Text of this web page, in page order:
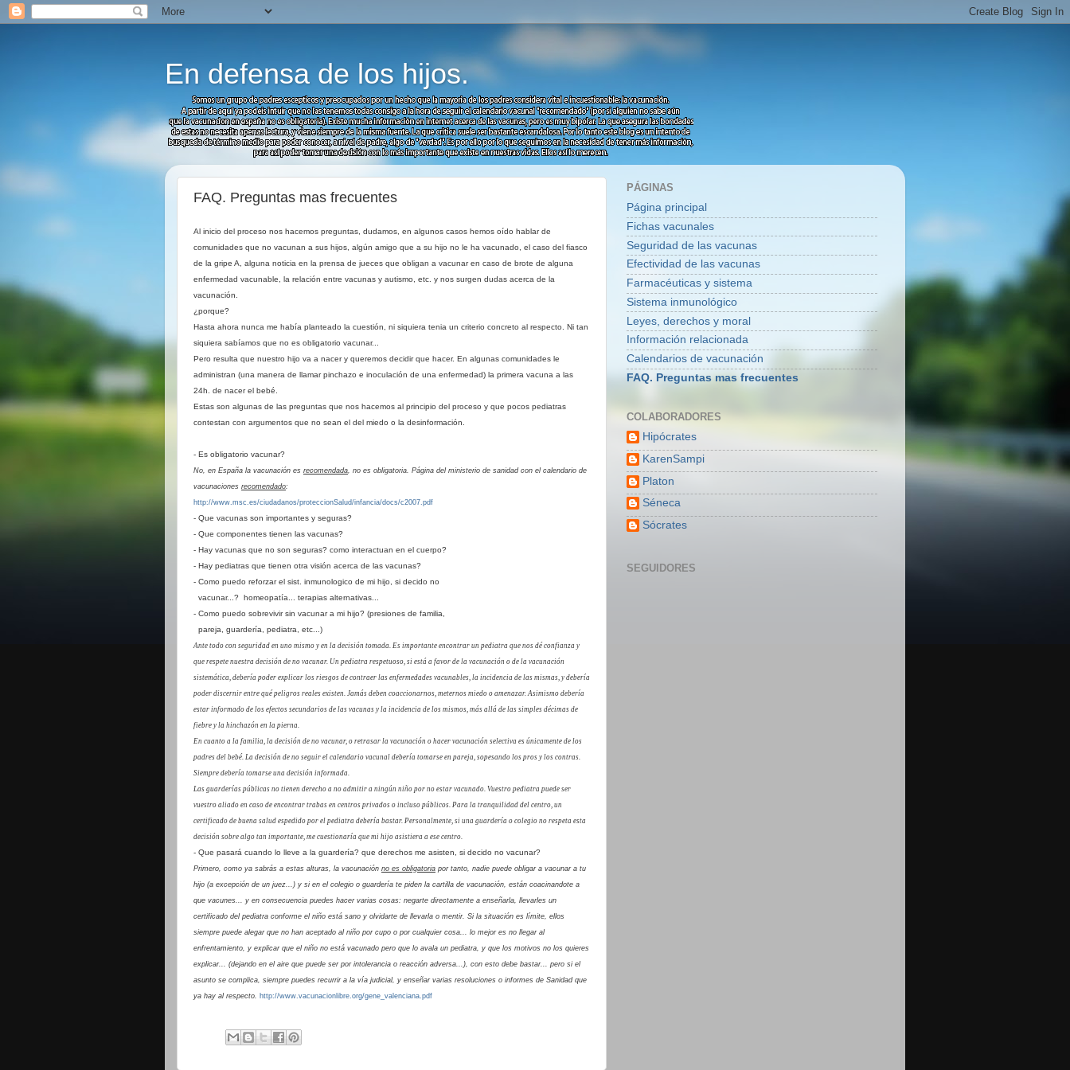
En defensa de los hijos.
FAQ. Preguntas mas frecuentes
Al inicio del proceso nos hacemos preguntas, dudamos, en algunos casos hemos oído hablar de
comunidades que no vacunan a sus hijos, algún amigo que a su hijo no le ha vacunado, el caso del fiasco
de la gripe A, alguna noticia en la prensa de jueces que obligan a vacunar en caso de brote de alguna
enfermedad vacunable, la relación entre vacunas y autismo, etc. y nos surgen dudas acerca de la
vacunación.
¿porque?
Hasta ahora nunca me había planteado la cuestión, ni siquiera tenia un criterio concreto al respecto. Ni tan
siquiera sabíamos que no es obligatorio vacunar...
Pero resulta que nuestro hijo va a nacer y queremos decidir que hacer. En algunas comunidades le
administran (una manera de llamar pinchazo e inoculación de una enfermedad) la primera vacuna a las
24h. de nacer el bebé.
Estas son algunas de las preguntas que nos hacemos al principio del proceso y que pocos pediatras
contestan con argumentos que no sean el del miedo o la desinformación.
- Es obligatorio vacunar?
No, en España la vacunación es recomendada, no es obligatoria. Página del ministerio de sanidad con el calendario de
vacunaciones recomendado:
http://www.msc.es/ciudadanos/proteccionSalud/infancia/docs/c2007.pdf
- Que vacunas son importantes y seguras?
- Que componentes tienen las vacunas?
- Hay vacunas que no son seguras? como interactuan en el cuerpo?
- Hay pediatras que tienen otra visión acerca de las vacunas?
- Como puedo reforzar el sist. inmunologico de mi hijo, si decido no
vacunar...? homeopatía... terapias alternativas...
- Como puedo sobrevivir sin vacunar a mi hijo? (presiones de familia,
pareja, guardería, pediatra, etc...)
Ante todo con seguridad en uno mismo y en la decisión tomada. Es importante encontrar un pediatra que nos dé confianza y
que respete nuestra decisión de no vacunar. Un pediatra respetuoso, si está a favor de la vacunación o de la vacunación
sistemática, debería poder explicar los riesgos de contraer las enfermedades vacunables, la incidencia de las mismas, y debería
poder discernir entre qué peligros reales existen. Jamás deben coaccionarnos, meternos miedo o amenazar. Asimismo debería
estar informado de los efectos secundarios de las vacunas y la incidencia de los mismos, más allá de las simples décimas de
fiebre y la hinchazón en la pierna.
En cuanto a la familia, la decisión de no vacunar, o retrasar la vacunación o hacer vacunación selectiva es únicamente de los
padres del bebé. La decisión de no seguir el calendario vacunal debería tomarse en pareja, sopesando los pros y los contras.
Siempre debería tomarse una decisión informada.
Las guarderías públicas no tienen derecho a no admitir a ningún niño por no estar vacunado. Vuestro pediatra puede ser
vuestro aliado en caso de encontrar trabas en centros privados o incluso públicos. Para la tranquilidad del centro, un
certificado de buena salud espedido por el pediatra debería bastar. Personalmente, si una guardería o colegio no respeta esta
decisión sobre algo tan importante, me cuestionaría que mi hijo asistiera a ese centro.
- Que pasará cuando lo lleve a la guardería? que derechos me asisten, si decido no vacunar?
Primero, como ya sabrás a estas alturas, la vacunación no es obligatoria por tanto, nadie puede obligar a vacunar a tu
hijo (a excepción de un juez...) y si en el colegio o guardería te piden la cartilla de vacunación, están coacinandote a
que vacunes... y en consecuencia puedes hacer varias cosas: negarte directamente a enseñarla, llevarles un
certificado del pediatra conforme el niño está sano y olvidarte de llevarla o mentir. Si la situación es límite, ellos
siempre puede alegar que no han aceptado al niño por cupo o por cualquier cosa... lo mejor es no llegar al
enfrentamiento, y explicar que el niño no está vacunado pero que lo avala un pediatra, y que los motivos no los quieres
explicar... (dejando en el aire que puede ser por intolerancia o reacción adversa...), con esto debe bastar... pero si el
asunto se complica, siempre puedes recurrir a la vía judicial, y enseñar varias resoluciones o informes de Sanidad que
ya hay al respecto. http://www.vacunacionlibre.org/gene_valenciana.pdf
PÁGINAS
Página principal
Fichas vacunales
Seguridad de las vacunas
Efectividad de las vacunas
Farmacéuticas y sistema
Sistema inmunológico
Leyes, derechos y moral
Información relacionada
Calendarios de vacunación
FAQ. Preguntas mas frecuentes
COLABORADORES
Hipócrates
KarenSampi
Platon
Séneca
Sócrates
SEGUIDORES